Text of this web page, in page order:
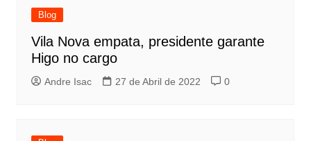
Blog
Vila Nova empata, presidente garante
Higo no cargo
Andre Isac 27 de Abril de 2022 0